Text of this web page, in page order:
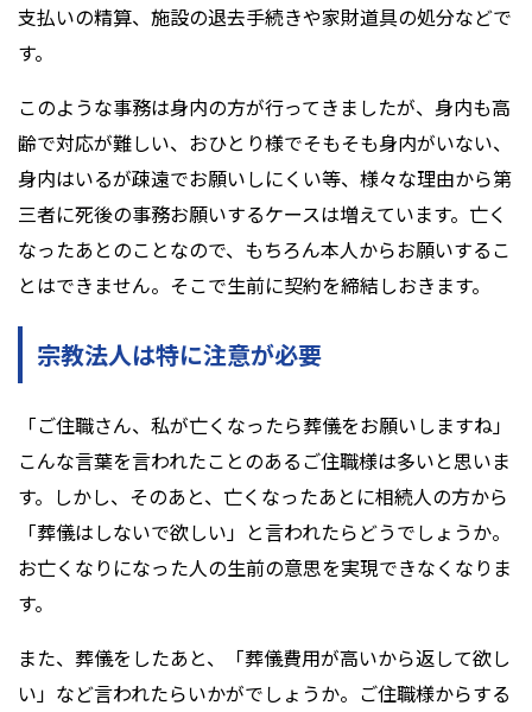
支払いの精算、施設の退去手続きや家財道具の処分などで
す。
このような事務は身内の方が行ってきましたが、身内も高
齢で対応が難しい、おひとり様でそもそも身内がいない、
身内はいるが疎遠でお願いしにくい等、様々な理由から第
三者に死後の事務お願いするケースは増えています。亡く
なったあとのことなので、もちろん本人からお願いするこ
とはできません。そこで生前に契約を締結しおきます。
宗教法人は特に注意が必要
「ご住職さん、私が亡くなったら葬儀をお願いしますね」
こんな言葉を言われたことのあるご住職様は多いと思いま
す。しかし、そのあと、亡くなったあとに相続人の方から
「葬儀はしないで欲しい」と言われたらどうでしょうか。
お亡くなりになった人の生前の意思を実現できなくなりま
す。
また、葬儀をしたあと、「葬儀費用が高いから返して欲し
い」など言われたらいかがでしょうか。ご住職様からする